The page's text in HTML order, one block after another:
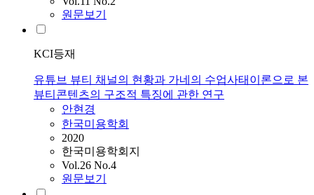
원문보기
KCI등재
유튜브 뷰티 채널의 현황과 가네의 수업사태이론으로 본
뷰티콘텐츠의 구조적 특징에 관한 연구
안현경
한국미용학회
2020
한국미용학회지
Vol.26 No.4
원문보기